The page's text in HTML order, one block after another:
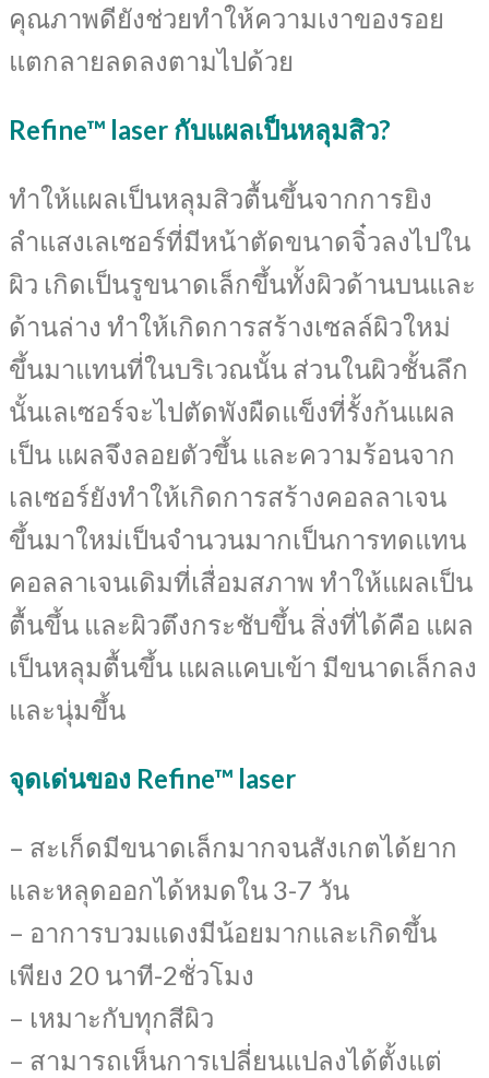
คุณภาพดียังช่วยทำให้ความเงาของรอย
แตกลายลดลงตามไปด้วย
Refine™ laser กับแผลเป็นหลุมสิว?
ทำให้แผลเป็นหลุมสิวตื้นขึ้นจากการยิง
ลำแสงเลเซอร์ที่มีหน้าตัดขนาดจิ๋วลงไปใน
ผิว เกิดเป็นรูขนาดเล็กขึ้นทั้งผิวด้านบนและ
ด้านล่าง ทำให้เกิดการสร้างเซลล์ผิวใหม่
ขึ้นมาแทนที่ในบริเวณนั้น ส่วนในผิวชั้นลึก
นั้นเลเซอร์จะไปตัดพังผืดแข็งที่รั้งก้นแผล
เป็น แผลจึงลอยตัวขึ้น และความร้อนจาก
เลเซอร์ยังทำให้เกิดการสร้างคอลลาเจน
ขึ้นมาใหม่เป็นจำนวนมากเป็นการทดแทน
คอลลาเจนเดิมที่เสื่อมสภาพ ทำให้แผลเป็น
ตื้นขึ้น และผิวตึงกระชับขึ้น สิ่งที่ได้คือ แผล
เป็นหลุมตื้นขึ้น แผลแคบเข้า มีขนาดเล็กลง
และนุ่มขึ้น
จุดเด่นของ Refine™ laser
– สะเก็ดมีขนาดเล็กมากจนสังเกตได้ยาก
และหลุดออกได้หมดใน 3-7 วัน
– อาการบวมแดงมีน้อยมากและเกิดขึ้น
เพียง 20 นาที-2ชั่วโมง
– เหมาะกับทุกสีผิว
– สามารถเห็นการเปลี่ยนแปลงได้ตั้งแต่